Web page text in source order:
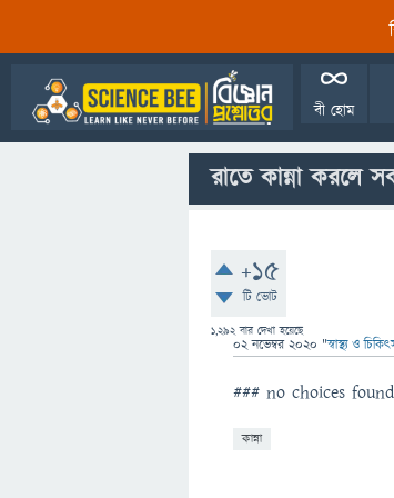
বী হোম
রাতে কান্না করলে
+15
টি ভোট
1,292বার দেখা হয়েছে
02 নভেম্বর 2020 "স্বাস্থ্য ও
### no choices
কান্না